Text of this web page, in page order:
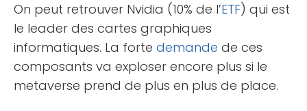
On peut retrouver Nvidia (10% de l’ETF) qui est
le leader des cartes graphiques
informatiques. La forte demande de ces
composants va exploser encore plus si le
metaverse prend de plus en plus de place.